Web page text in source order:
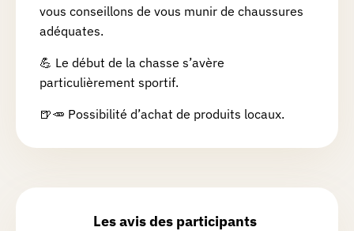
vous conseillons de vous munir de chaussures
adéquates.
💪 Le début de la chasse s’avère
particulièrement sportif.
🍺🥕 Possibilité d’achat de produits locaux.
Les avis des participants